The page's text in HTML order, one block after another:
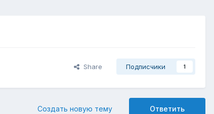
Share Подписчики 1
Ответить
Создать новую тему